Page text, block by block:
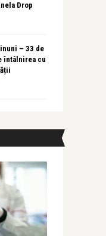
Drop
– 33 de
întâlnirea cu